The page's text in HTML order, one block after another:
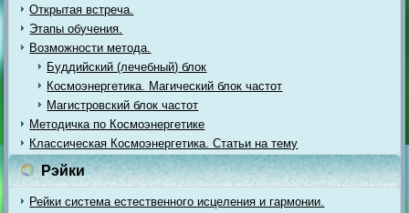
Открытая встреча.
Этапы обучения.
Возможности метода.
Буддийский (лечебный) блок
Космоэнергетика. Магический блок частот
Магистровский блок частот
Методичка по Космоэнергетике
Классическая Космоэнергетика. Статьи на тему
Рэйки
Рейки система естественного исцеления и гармонии.